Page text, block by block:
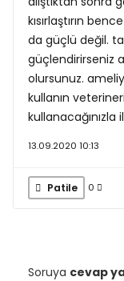
kısırlaştırın
da güçlü değil.
güçlendirirseniz
olursunuz.
kullanın
kullanacağınızla
13.09.2020 10:13
Patile 0
Soruya cevap